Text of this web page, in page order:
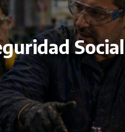
Social